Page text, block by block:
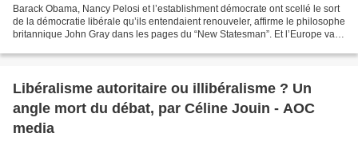
Barack Obama, Nancy Pelosi et l’establishment démocrate ont scellé le sort
de la démocratie libérale qu’ils entendaient renouveler, affirme le philosophe
britannique John Gray dans les pages du “New Statesman”. Et l’Europe va
Libéralisme autoritaire ou illibéralisme ? Un
angle mort du débat, par Céline Jouin - AOC
media